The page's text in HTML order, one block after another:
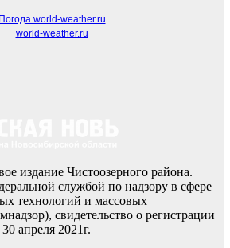
Погода world-weather.ru
world-weather.ru
издание Чистоозерного района.
службой по надзору в сфере
технологий и массовых
свидетельство о регистрации
апреля 2021г.